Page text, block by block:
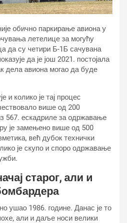
обично паркирање авиона у
летелице за могућу
да су четири Б-1Б сачувана
да је још 2021. постојала
дела авиона могао да буде
и колико је тај процес
више од 200
567. ескадриле за одржавање
је замењено више од 500
већ дубок технички
је скупо и споро одржавање
старог, али и
ушао 1986. године. Данас је то
али и даље носи велики